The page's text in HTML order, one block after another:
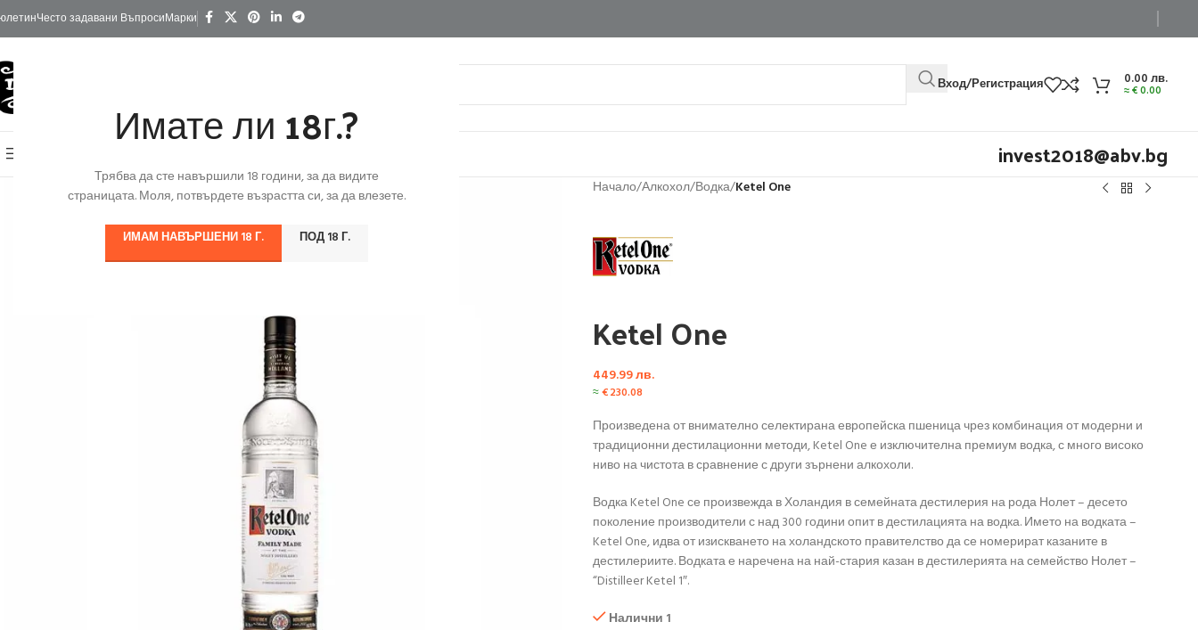
Имате ли 18г.?
Трябва да сте навършили 18 години, за да видите
страницата. Моля, потвърдете възрастта си, за да влезете.
ИМАМ НАВЪРШЕНИ 18 Г. ПОД 18 Г.
Често задавани ВъпросиМарки
Вход/Регистрация 0.00лв.
≈€0.00
invest2018@abv.bg
Начало/Алкохол/Водка/Ketel One
Ketel One
449.99лв.
≈€230.08
Произведена от внимателно селектирана европейска пшеница чрез комбинация от модерни и
традиционни дестилационни методи, Ketel One е изключителна премиум водка, с много високо
ниво на чистота в сравнение с други зърнени алкохоли.
Водка Ketel One се произвежда в Холандия в семейната дестилерия на рода Нолет – десето
поколение производители с над 300 години опит в дестилацията на водка. Името на водката –
Ketel One, идва от изискването на холандското правителство да се номерират казаните в
дестилериите. Водката е наречена на най-стария казан в дестилерията на семейство Нолет –
“Distilleer Ketel 1″.
Налични 1